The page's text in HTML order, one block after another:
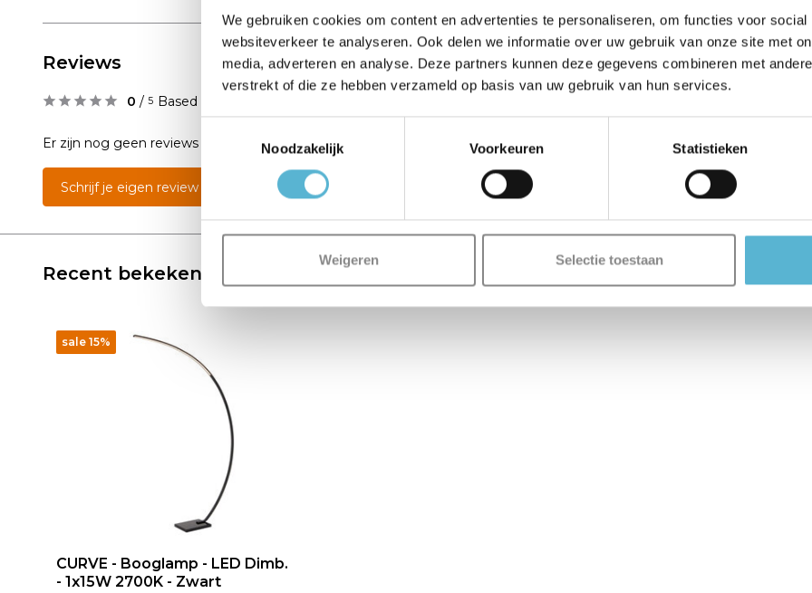
We gebruiken cookies om content en advertenties te personaliseren, om functies voor
websiteverkeer te analyseren. Ook delen we informatie over uw gebruik van onze site met
media, adverteren en analyse. Deze partners kunnen deze gegevens combineren met
verstrekt of die ze hebben verzameld op basis van uw gebruik van hun services.
Noodzakelijk
Voorkeuren Statistieken
Weigeren Selectie toestaan
Reviews
0 / 5 Based on 0 reviews
Er zijn nog geen reviews geschreven over dit product..
Schrijf je eigen review
Recent bekeken
sale 15%
CURVE - Booglamp - LED Dimb.
- 1x15W 2700K - Zwart